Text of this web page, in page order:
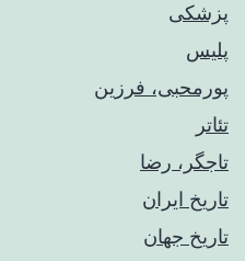
پزشکی
پلیس
پورمحبی، فرزین
تئاتر
تاجگر، رضا
تاریخ ایران
تاریخ جهان